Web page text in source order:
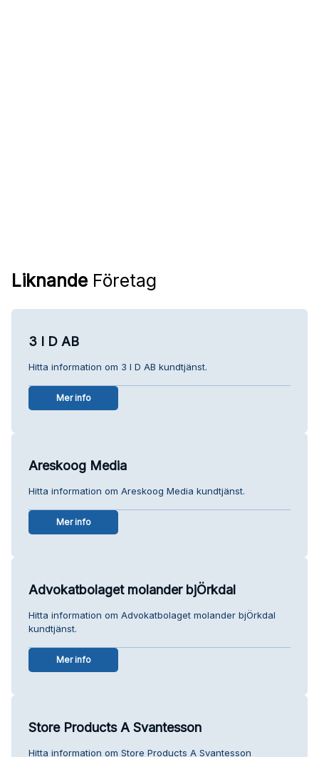
Liknande Företag
3 I D AB
Hitta information om 3 I D AB kundtjänst.
Mer info
Areskoog Media
Hitta information om Areskoog Media kundtjänst.
Mer info
Advokatbolaget molander bjÖrkdal
Hitta information om Advokatbolaget molander bjÖrkdal
kundtjänst.
Mer info
Store Products A Svantesson
Hitta information om Store Products A Svantesson